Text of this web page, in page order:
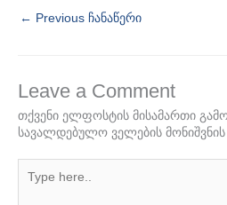
← Previous ჩანაწერი
Leave a Comment
თქვენი ელფოსტის მისამართი
სავალდებულო ველების მონიშვნის
here..